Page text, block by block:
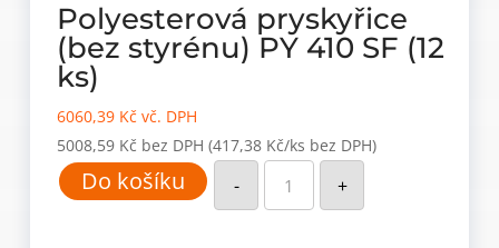
Polyesterová pryskyřice
(bez styrénu) PY 410 SF (12
ks)
6060,39 Kč vč. DPH
5008,59 Kč bez DPH (417,38 Kč/ks bez DPH)
Do košíku -
Polyesterová
pryskyřice
(bez
styrénu)
+